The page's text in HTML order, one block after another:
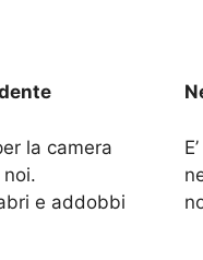
la camera
e addobbi